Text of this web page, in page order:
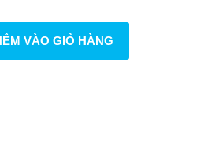
VÀO GIỎ HÀNG